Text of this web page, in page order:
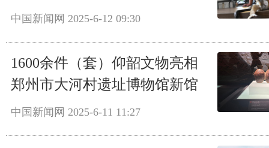
中国新闻网 2025-6-12 09:30
1600余件（套）仰韶文物亮相
郑州市大河村遗址博物馆新馆
中国新闻网 2025-6-11 11:27